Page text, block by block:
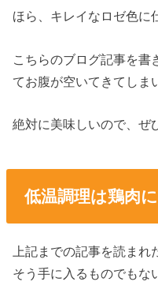
ほら、キレイなロゼ色に
こちらのブログ記事を書
てお腹が空いてきてしま
絶対に美味しいので、ぜ
低温調理は鶏肉
上記までの記事を読ま
そう手に入るものでもな